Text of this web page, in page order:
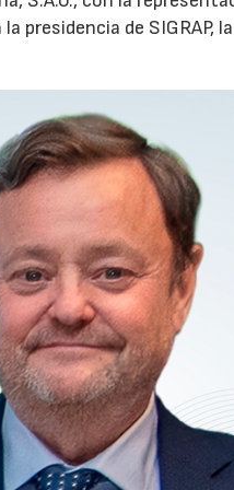
presidencia de SIGRAP,